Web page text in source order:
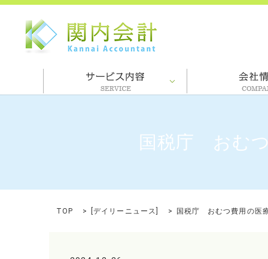
国税庁 おむ
TOP [デイリーニュース 国税庁 おむつ費用の医